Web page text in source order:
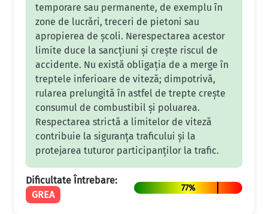
temporare sau permanente, de exemplu în
zone de lucrări, treceri de pietoni sau
apropierea de școli. Nerespectarea acestor
limite duce la sancțiuni și crește riscul de
accidente. Nu există obligația de a merge în
treptele inferioare de viteză; dimpotrivă,
rularea prelungită în astfel de trepte crește
consumul de combustibil și poluarea.
Respectarea strictă a limitelor de viteză
contribuie la siguranța traficului și la
protejarea tuturor participanților la trafic.
Dificultate Întrebare:
GREA
77%